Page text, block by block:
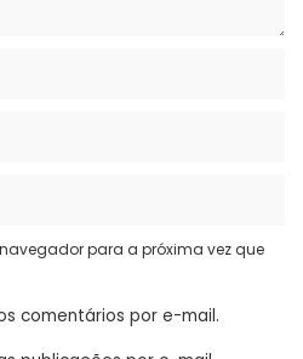
para a próxima vez que
comentários por e-mail.